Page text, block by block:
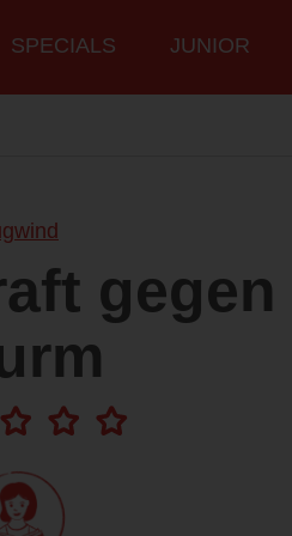
SPECIALS JUNIOR
gegen